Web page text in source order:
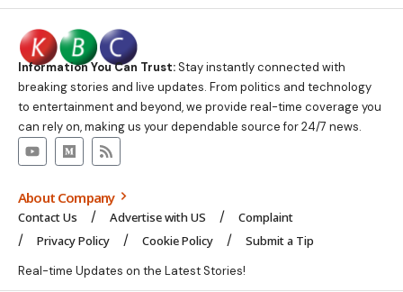
Information You Can Trust:Stay instantly connected with
breaking stories and live updates. From politics and technology
to entertainment and beyond, we provide real-time coverage you
can rely on, making us your dependable source for 24/7 news.
About Company
Contact Us Advertise with US
Complaint
Privacy Policy
Cookie Policy Submit a Tip
Real-time Updates on the Latest Stories!